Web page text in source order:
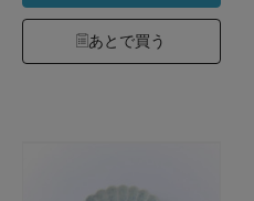
あとで買う